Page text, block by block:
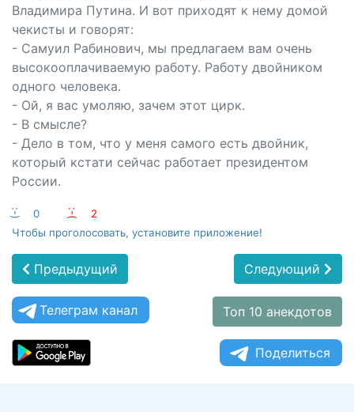
Владимира Путина. И вот приходят к нему домой
чекисты и говорят:
- Самуил Рабинович, мы предлагаем вам очень
высокооплачиваемую работу. Работу двойником
одного человека.
- Ой, я вас умоляю, зачем этот цирк.
- В смысле?
- Дело в том, что у меня самого есть двойник,
который кстати сейчас работает президентом
России.
:-) 0 :-(
2
Чтобы проголосовать, установите приложение!
Предыдущий Следующий
Телеграм канал Топ 10 анекдотов
Поделиться